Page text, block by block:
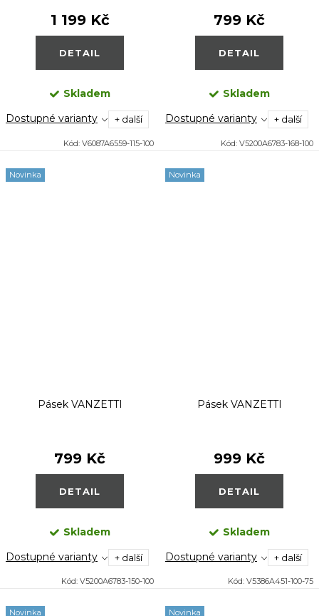
1 199 Kč
DETAIL
Skladem
Dostupné varianty
+ další
Kód: V6087A6559-115-100
799 Kč
DETAIL
Skladem
Dostupné varianty
+ další
Kód: V5200A6783-168-100
Novinka
Pásek VANZETTI
799 Kč
DETAIL
Skladem
Dostupné varianty
+ další
Kód: V5200A6783-150-100
Novinka
Pásek VANZETTI
999 Kč
DETAIL
Skladem
Dostupné varianty
+ další
Kód: V5386A451-100-75
Novinka Novinka